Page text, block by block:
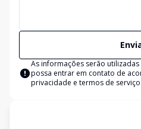
As informações serão
possa entrar em contato de
privacidade e termos de serviço